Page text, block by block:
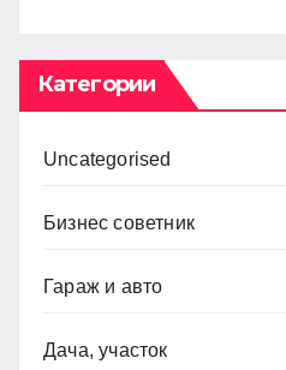
Категории
Uncategorised
Бизнес советник
Гараж и авто
Дача, участок